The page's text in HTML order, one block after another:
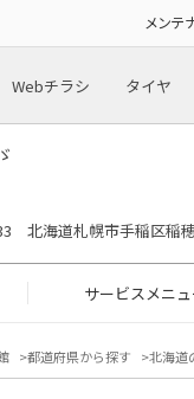
メンテ
Webチラシ タイヤ
北海道札幌市手稲区稲
サービスメニ
都道府県から探す 北海道